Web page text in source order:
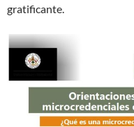
gratificante.